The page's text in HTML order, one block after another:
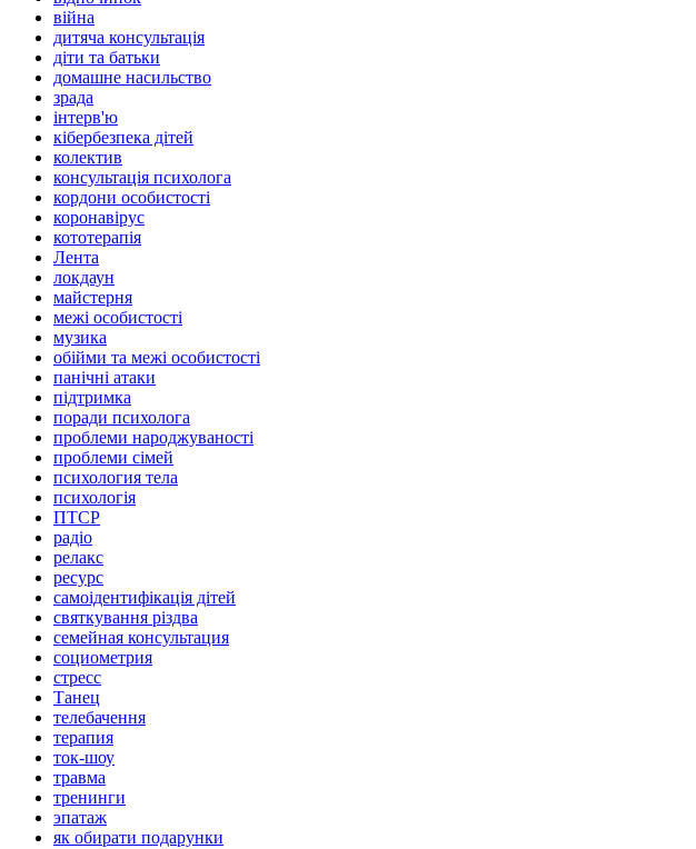
війна
дитяча консультація
діти та батьки
домашне насильство
зрада
інтерв'ю
кібербезпека дітей
колектив
консультація психолога
кордони особистості
коронавірус
кототерапія
Лента
локдаун
майстерня
межі особистості
музика
обійми та межі особистості
панічні атаки
підтримка
поради психолога
проблеми народжуваності
проблеми сімей
психология тела
психологія
ПТСР
радіо
релакс
ресурс
самоідентифікація дітей
святкування різдва
семейная консультация
социометрия
стресс
Танец
телебачення
терапия
ток-шоу
травма
тренинги
эпатаж
як обирати подарунки